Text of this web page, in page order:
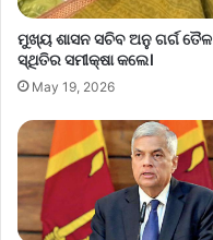
ମୁଖ୍ୟ ଶାସନ ସଚିବ ଅନୁ ଗର୍ଗ ତୈଳ
ସ୍ଥିତିର ସମୀକ୍ଷା କଲେ।
May 19, 2026